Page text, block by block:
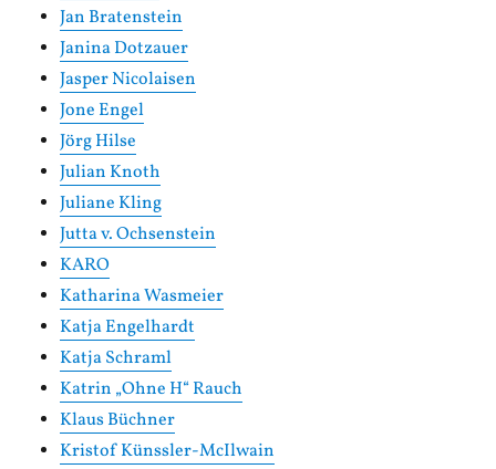
Jan Bratenstein
Janina Dotzauer
Jasper Nicolaisen
Jone Engel
Jörg Hilse
Julian Knoth
Juliane Kling
Jutta v. Ochsenstein
KARO
Katharina Wasmeier
Katja Engelhardt
Katja Schraml
Katrin „Ohne H“ Rauch
Klaus Büchner
Kristof Künssler-McIlwain